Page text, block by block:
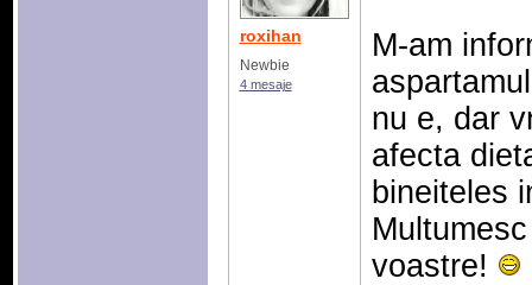
roxihan
Newbie
4 mesaje
M-am
nu e, dar
afecta
bineiteles
voastre!